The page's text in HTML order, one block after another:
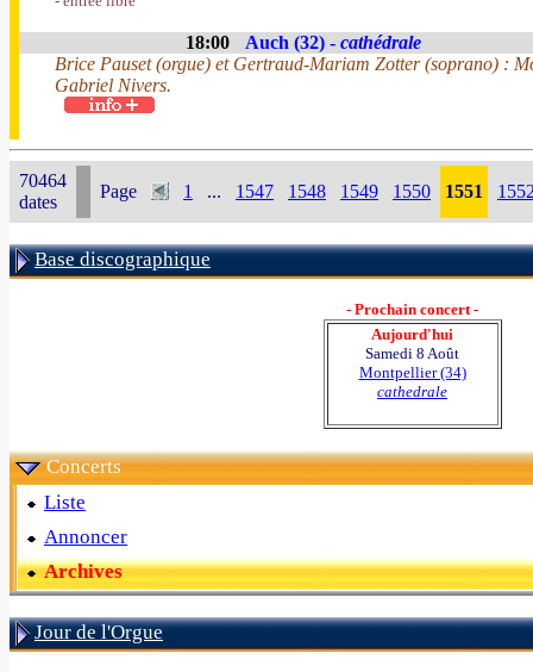
18:00 Auch (32) - cathédrale
Brice Pauset (orgue) et Gertraud-Mariam Zotter (soprano) :
Gabriel Nivers.
70464
dates
Page 1 ... 1547 1548 1549 1550 1551
Base discographique
- Prochain concert -
Aujourd'hui
Samedi 8 Août
Montpellier (34)
cathedrale
Concerts
Liste
Annoncer
Archives
Jour de l'Orgue